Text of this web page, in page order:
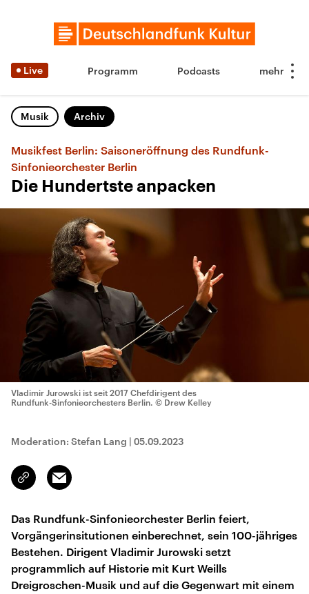
Live Programm Podcasts
Musik Archiv
Musikfest Berlin: Saisoneröffnung des Rundfunk-
Sinfonieorchester Berlin
Die Hundertste anpacken
Vladimir Jurowski ist seit 2017 Chefdirigent des
Rundfunk-Sinfonieorchesters Berlin. © Drew Kelley
Moderation: Stefan Lang | 05.09.2023
Link
kopieren/teilen
Email
Das Rundfunk-Sinfonieorchester Berlin feiert,
Vorgängerinsitutionen einberechnet, sein 100-jähriges
Bestehen. Dirigent Vladimir Jurowski setzt
programmlich auf Historie mit Kurt Weills
Dreigroschen-Musik und auf die Gegenwart mit einem